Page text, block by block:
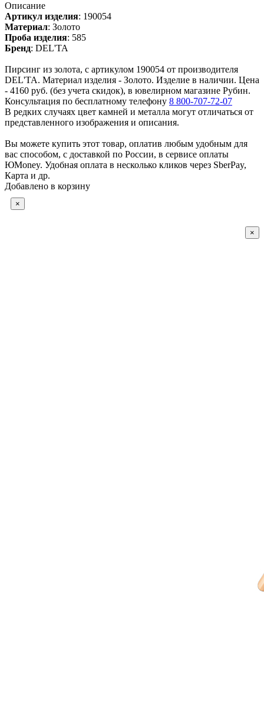
Описание
Артикул изделия: 190054
Материал: Золото
Проба изделия: 585
Бренд: DEL'TA
Пирсинг из золота, с артикулом 190054 от производителя
DEL'TA. Материал изделия - Золото. Изделие в наличии. Цена
- 4160 руб. (без учета скидок), в ювелирном магазине Рубин.
Консультация по бесплатному телефону 8 800-707-72-07
В редких случаях цвет камней и металла могут отличаться от
представленного изображения и описания.
Вы можете купить этот товар, оплатив любым удобным для
вас способом, с доставкой по России, в сервисе оплаты
ЮMoney. Удобная оплата в несколько кликов через SberPay,
Карта и др.
Добавлено в корзину
×
×